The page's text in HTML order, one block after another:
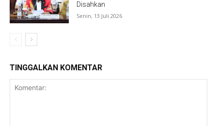
Disahkan
Senin, 13 Juli 2026
TINGGALKAN KOMENTAR